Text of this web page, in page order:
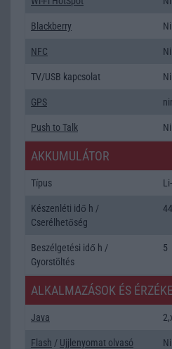
Blackberry
NFC
TV/USB kapcsolat
GPS
Push to Talk
AKKUMULÁTOR
Típus
Készenléti idő h /
Cserélhetőség
Beszélgetési idő h /
Gyorstöltés
5
ALKALMAZÁSOK ÉS
Java
Flash / Ujjlenyomat olvasó